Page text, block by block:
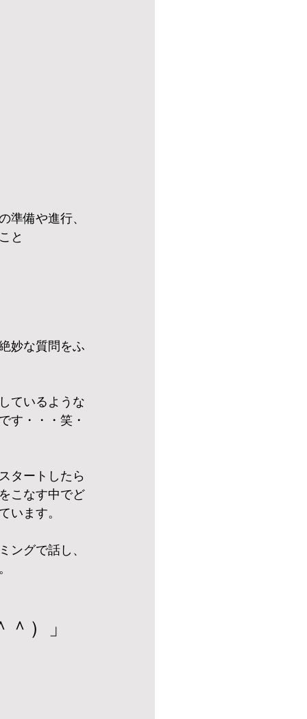
準備や進行、
と
妙な質問をふ
ているような
す・・・笑・
タートしたら
こなす中でど
います。
ングで話し、
）」